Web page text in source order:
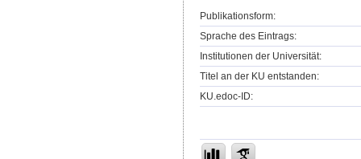
Publikationsform:
Sprache des Eintrags:
Institutionen der Universität:
Titel an der KU entstanden:
KU.edoc-ID: